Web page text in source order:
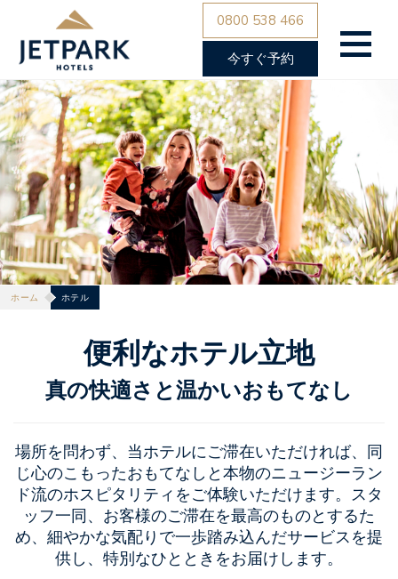
今すぐ予約
0800 538 466
ホーム ホテル
便利なホテル立地
真の快適さと温かいおもてなし
場所を問わず、当ホテルにご滞在いただければ、同
じ心のこもったおもてなしと本物のニュージーラン
ド流のホスピタリティをご体験いただけます。スタ
ッフ一同、お客様のご滞在を最高のものとするた
め、細やかな気配りで一歩踏み込んだサービスを提
供し、特別なひとときをお届けします。